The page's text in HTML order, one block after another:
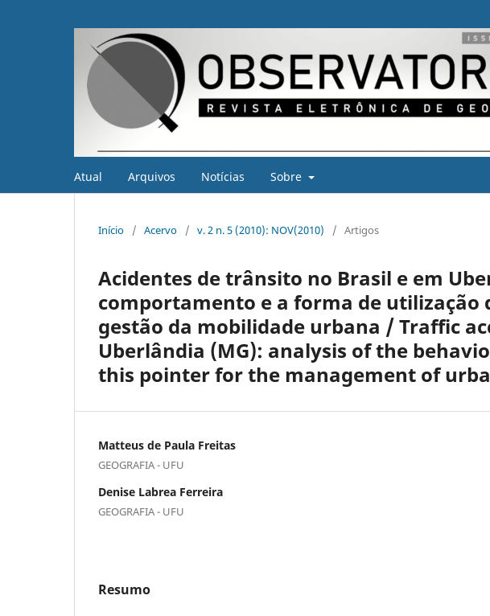
Atual Arquivos Notícias Sobre
Início / Acervo / v. 2 n. 5 (2010): NOV(2010) / Artigos
Acidentes de trânsito no Brasil e em
comportamento e a forma de utilização
gestão da mobilidade urbana / Traffic
Uberlândia (MG): analysis of the
this pointer for the management of
Matteus de Paula Freitas
GEOGRAFIA - UFU
Denise Labrea Ferreira
GEOGRAFIA - UFU
Resumo